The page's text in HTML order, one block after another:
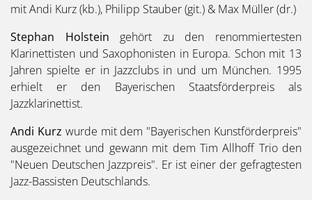
mit Andi Kurz (kb.), Philipp Stauber (git.) & Max Müller (dr.)
Stephan Holstein gehört zu den renommiertesten
Klarinettisten und Saxophonisten in Europa. Schon mit 13
Jahren spielte er in Jazzclubs in und um München. 1995
erhielt er den Bayerischen Staatsförderpreis als
Jazzklarinettist.
Andi Kurz wurde mit dem "Bayerischen Kunstförderpreis"
ausgezeichnet und gewann mit dem Tim Allhoff Trio den
"Neuen Deutschen Jazzpreis". Er ist einer der gefragtesten
Jazz-Bassisten Deutschlands.